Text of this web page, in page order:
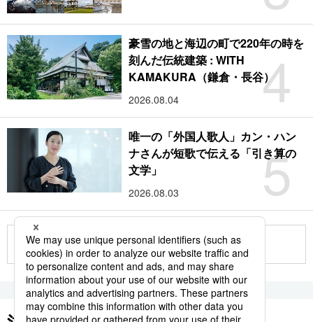
4
豪雪の地と海辺の町で220年の時を
刻んだ伝統建築 : WITH
KAMAKURA（鎌倉・長谷）
2026.08.04
5
唯一の「外国人歌人」カン・ハン
ナさんが短歌で伝える「引き算の
文学」
2026.08.03
もっと見る